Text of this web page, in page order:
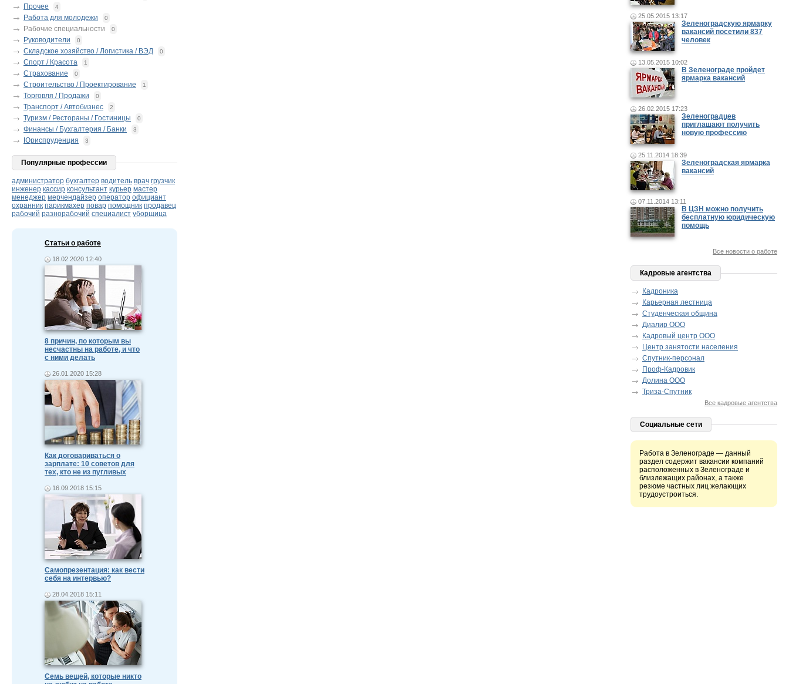
Прочее 4
Работа для молодежи 0
Рабочие специальности 0
Руководители 0
Складское хозяйство / Логистика / ВЭД 0
Спорт / Красота 1
Страхование 0
Строительство / Проектирование 1
Торговля / Продажи 0
Транспорт / Автобизнес 2
Туризм / Рестораны / Гостиницы 0
Финансы / Бухгалтерия / Банки 3
Юриспруденция 3
Популярные профессии
администратор бухгалтер водитель врач грузчик
инженер кассир консультант курьер мастер
менеджер мерчендайзер оператор официант
охранник парикмахер повар помощник продавец
рабочий разнорабочий специалист уборщица
Статьи о работе
18.02.2020 12:40
8 причин, по которым вы
несчастны на работе, и что
с ними делать
26.01.2020 15:28
Как договариваться о
зарплате: 10 советов для
тех, кто не из пугливых
16.09.2018 15:15
Самопрезентация: как вести
себя на интервью?
28.04.2018 15:11
Семь вещей, которые никто
25.05.2015 13:17
Зеленоградскую ярмарку
вакансий посетили 837
человек
13.05.2015 10:02
В Зеленограде пройдет
ярмарка вакансий
26.02.2015 17:23
Зеленоградцев
приглашают получить
новую профессию
25.11.2014 18:39
Зеленоградская ярмарка
вакансий
07.11.2014 13:11
В ЦЗН можно получить
бесплатную юридическую
помощь
Все новости о работе
Кадровые агентства
Кадроника
Карьерная лестница
Студенческая община
Диалир ООО
Кадровый центр ООО
Центр занятости населения
Спутник-персонал
Проф-Кадровик
Долина ООО
Триза-Спутник
Все кадровые агентства
Социальные сети
Работа в Зеленограде — данный
раздел содержит вакансии компаний
расположенных в Зеленограде и
близлежащих районах, а также
резюме частных лиц желающих
трудоустроиться.